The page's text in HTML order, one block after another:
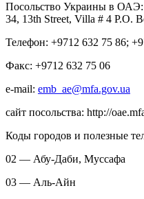
Посольство Украины в ОАЭ:
34, 13th Street, Villa # 4 P.O.
Телефон: +9712 632 75 86;
Факс: +9712 632 75 06
e-mail: emb_ae@mfa.gov.ua
сайт посольства: http://
Коды городов и полезные
02 — Абу-Даби, Муссафа
03 — Аль-Айн